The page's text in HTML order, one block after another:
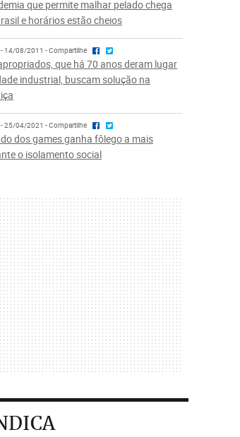
que permite malhar pelado chega
e horários estão cheios
14/08/2011 - Compartilhe
que há 70 anos deram lugar
industrial, buscam solução na
25/04/2021 - Compartilhe
dos games ganha fôlego a mais
o isolamento social